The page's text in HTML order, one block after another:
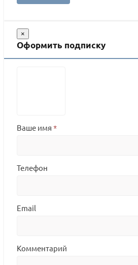
×
Оформить подписку
Ваше имя *
Телефон
Email
Комментарий